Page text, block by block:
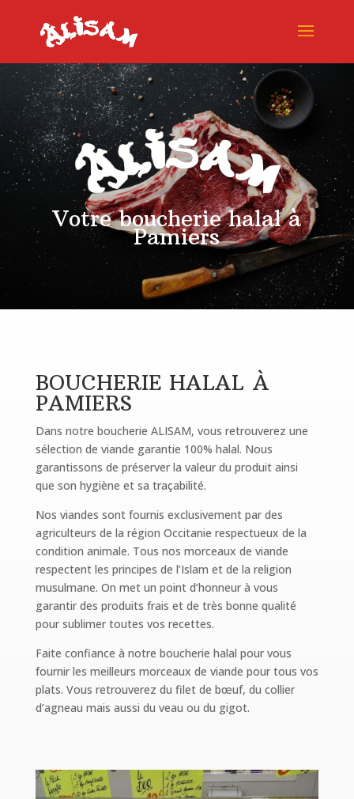
Votre boucherie halal à
Pamiers
BOUCHERIE HALAL À
PAMIERS
Dans notre boucherie ALISAM, vous retrouverez une
sélection de viande garantie 100% halal. Nous
garantissons de préserver la valeur du produit ainsi
que son hygiène et sa traçabilité.
Nos viandes sont fournis exclusivement par des
agriculteurs de la région Occitanie respectueux de la
condition animale. Tous nos morceaux de viande
respectent les principes de l’Islam et de la religion
musulmane. On met un point d’honneur à vous
garantir des produits frais et de très bonne qualité
pour sublimer toutes vos recettes.
Faite confiance à notre boucherie halal pour vous
fournir les meilleurs morceaux de viande pour tous vos
plats. Vous retrouverez du filet de bœuf, du collier
d’agneau mais aussi du veau ou du gigot.